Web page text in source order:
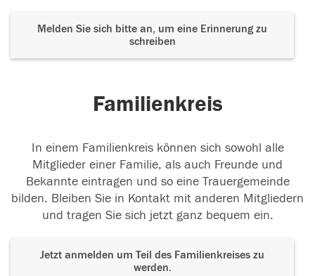
Melden Sie sich bitte an, um eine Erinnerung zu
schreiben
Familienkreis
In einem Familienkreis können sich sowohl alle
Mitglieder einer Familie, als auch Freunde und
Bekannte eintragen und so eine Trauergemeinde
bilden. Bleiben Sie in Kontakt mit anderen Mitgliedern
und tragen Sie sich jetzt ganz bequem ein.
Jetzt anmelden um Teil des Familienkreises zu
werden.